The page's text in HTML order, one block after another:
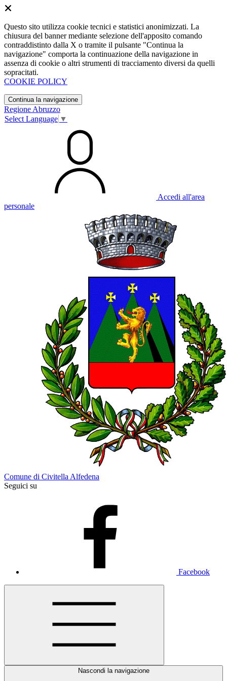
Questo sito utilizza cookie tecnici e statistici anonimizzati. La
chiusura del banner mediante selezione dell'apposito comando
contraddistinto dalla X o tramite il pulsante "Continua la
navigazione" comporta la continuazione della navigazione in
assenza di cookie o altri strumenti di tracciamento diversi da quelli
sopracitati.
COOKIE POLICY
Continua la navigazione
Regione Abruzzo
Select Language ▼
Accedi all'area
personale
Comune di Civitella Alfedena
Seguici su
Facebook
Nascondi la navigazione